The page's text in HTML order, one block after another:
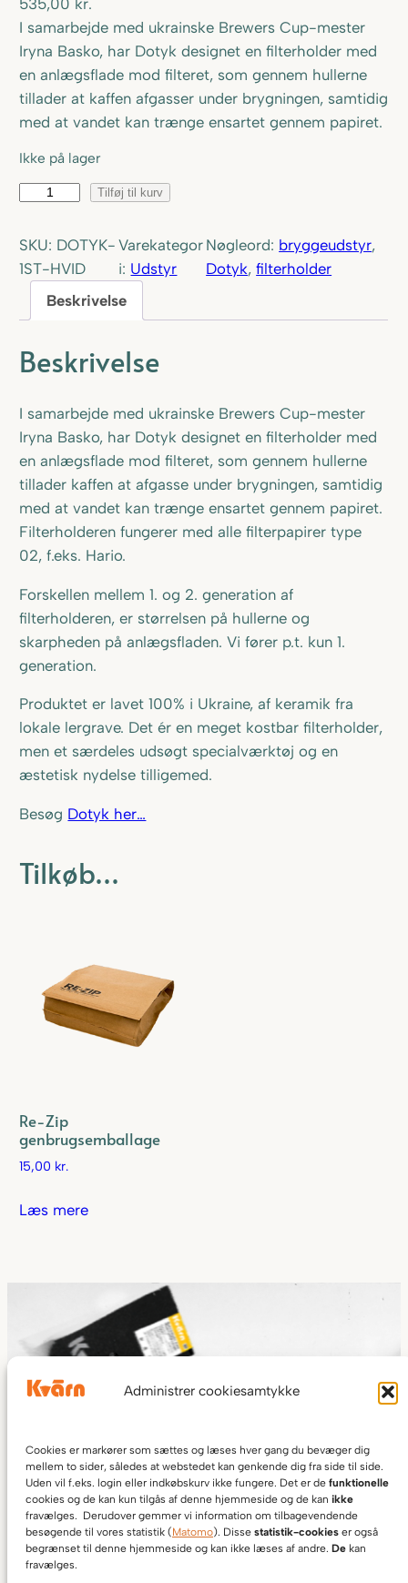
Administrer cookiesamtykke
Cookies er markører som sættes og læses hver gang du bevæger dig
mellem to sider, således at webstedet kan genkende dig fra side til side.
Uden vil f.eks. login eller indkøbskurv ikke fungere. Det er de funktionelle
cookies og de kan kun tilgås af denne hjemmeside og de kan ikke
fravælges. Derudover gemmer vi information om tilbagevendende
besøgende til vores statistik (Matomo). Disse statistik-cookies er også
begrænset til denne hjemmeside og kan ikke læses af andre. De kan
fravælges.
535,00 kr.
I samarbejde med ukrainske Brewers Cup-mester
Iryna Basko, har Dotyk designet en filterholder med
en anlægsflade mod filteret, som gennem hullerne
tillader at kaffen afgasser under brygningen, samtidig
med at vandet kan trænge ensartet gennem papiret.
Ikke på lager
t
y
e
r
h
o
l
d
e
–
1
.
g
n
e
r
a
t
n
Tilføj til kurv
SKU: DOTYK-
1ST-HVID
Varekategor
i: Udstyr
Nøgleord: bryggeudstyr
Dotyk, filterholder
Beskrivelse
Beskrivelse
I samarbejde med ukrainske Brewers Cup-mester
Iryna Basko, har Dotyk designet en filterholder med
en anlægsflade mod filteret, som gennem hullerne
tillader kaffen at afgasse under brygningen, samtidig
med at vandet kan trænge ensartet gennem papiret.
Filterholderen fungerer med alle filterpapirer type
02, f.eks. Hario.
Forskellen mellem 1. og 2. generation af
filterholderen, er størrelsen på hullerne og
skarpheden på anlægsfladen. Vi fører p.t. kun 1.
generation.
Produktet er lavet 100% i Ukraine, af keramik fra
lokale lergrave. Det ér en meget kostbar filterholder,
men et særdeles udsøgt specialværktøj og en
æstetisk nydelse tilligemed.
Besøg Dotyk her…
Tilkøb…
Re-Zip
genbrugsemballage
15,00 kr.
Læs mere